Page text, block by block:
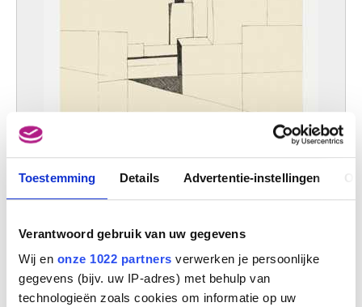
Toestemming Details Advertentie-instellingen
Verantwoord gebruik van uw gegevens
Wij en onze 1022 partners verwerken je persoonlijke
gegevens (bijv. uw IP-adres) met behulp van
technologieën zoals cookies om informatie op uw